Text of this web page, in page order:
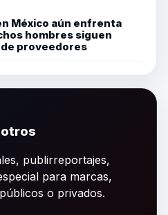
México aún enfrenta
hombres siguen
proveedores
publirreportajes,
para marcas,
o privados.